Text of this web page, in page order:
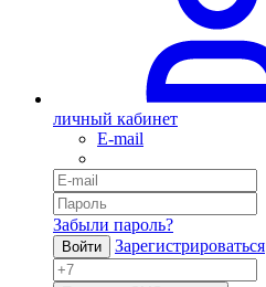
личный кабинет
E-mail
Забыли пароль?
Войти Зарегистрироваться